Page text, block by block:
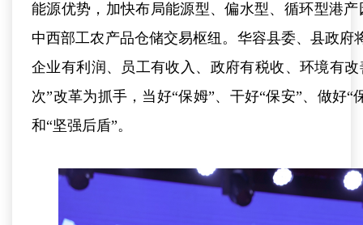
能源优势，加快布局能源型、偏水型、循环型港
中西部工农产品仓储交易枢纽。华容县委、县政府
企业有利润、员工有收入、政府有税收、环境有
次”改革为抓手，当好“保姆”、干好“保安”、做好“
和“坚强后盾”。